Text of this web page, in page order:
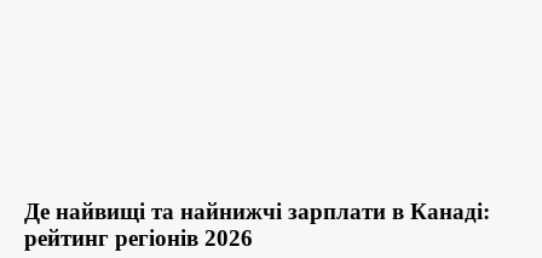
Де найвищі та найнижчі зарплати в Канаді:
рейтинг регіонів 2026